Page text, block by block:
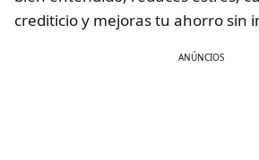
crediticio y mejoras tu ahorro sin
ANÚNCIOS